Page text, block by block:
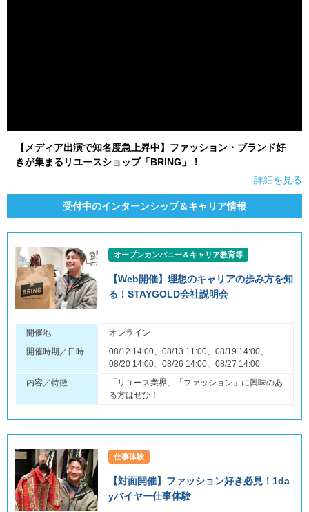
【メディア出演で知名度急上昇中】ファッション・ブランド好
きが集まるリユースショップ「BRING」！
詳細を見る
受付中のインターンシップ＆キャリア情報
オープンカンパニー＆キャリア教育等
【Web開催】理想のキャリアの歩み方を知
る！STAYGOLD会社説明会
開催地
オンライン
開催時期／日時
08/12 14:00、08/13 11:00、08/19 14:00、
08/20 14:00、08/26 14:00、08/27 14:00
内容／特徴
「リユース業界」「ファッション」に興味のあ
る方はぜひ！
仕事体験
【対面開催】ファッション好き必見！1da
yバイヤー仕事体験